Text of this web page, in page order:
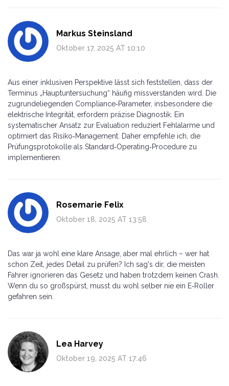
Markus Steinsland
Oktober 17, 2025 AT 10:10
Aus einer inklusiven Perspektive lässt sich feststellen, dass der
Terminus „Hauptuntersuchung“ häufig missverstanden wird. Die
zugrundeliegenden Compliance‑Parameter, insbesondere die
elektrische Integrität, erfordern präzise Diagnostik. Ein
systematischer Ansatz zur Evaluation reduziert Fehlalarme und
optimiert das Risiko‑Management. Daher empfehle ich, die
Prüfungsprotokolle als Standard‑Operating‑Procedure zu
implementieren.
Rosemarie Felix
Oktober 18, 2025 AT 13:58
Das war ja wohl eine klare Ansage, aber mal ehrlich – wer hat
schon Zeit, jedes Detail zu prüfen? Ich sag's dir, die meisten
Fahrer ignorieren das Gesetz und haben trotzdem keinen Crash.
Wenn du so großspürst, musst du wohl selber nie ein E‑Roller
gefahren sein.
Lea Harvey
Oktober 19, 2025 AT 17:46